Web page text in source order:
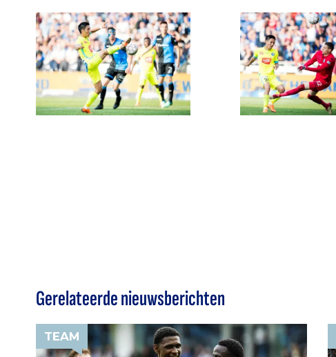
Gerelateerde nieuwsberichten
TEAM